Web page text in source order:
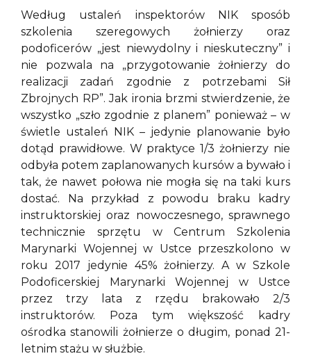
Według ustaleń inspektorów NIK sposób
szkolenia szeregowych żołnierzy oraz
podoficerów „jest niewydolny i nieskuteczny” i
nie pozwala na „przygotowanie żołnierzy do
realizacji zadań zgodnie z potrzebami Sił
Zbrojnych RP”. Jak ironia brzmi stwierdzenie, że
wszystko „szło zgodnie z planem” ponieważ – w
świetle ustaleń NIK – jedynie planowanie było
dotąd prawidłowe. W praktyce 1/3 żołnierzy nie
odbyła potem zaplanowanych kursów a bywało i
tak, że nawet połowa nie mogła się na taki kurs
dostać. Na przykład z powodu braku kadry
instruktorskiej oraz nowoczesnego, sprawnego
technicznie sprzętu w Centrum Szkolenia
Marynarki Wojennej w Ustce przeszkolono w
roku 2017 jedynie 45% żołnierzy. A w Szkole
Podoficerskiej Marynarki Wojennej w Ustce
przez trzy lata z rzędu brakowało 2/3
instruktorów. Poza tym większość kadry
ośrodka stanowili żołnierze o długim, ponad 21-
letnim stażu w służbie.